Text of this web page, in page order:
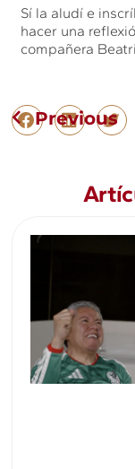
Sí la aludí e
hacer una
compañera
Previous